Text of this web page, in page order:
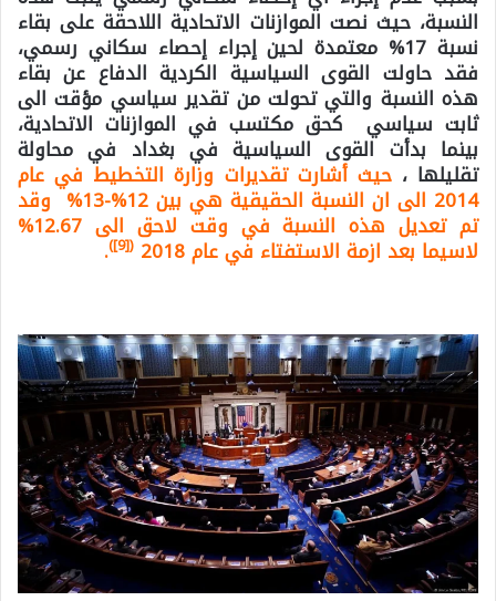
النسبة، حيث نصت الموازنات الاتحادية اللاحقة على بقاء
نسبة 17% معتمدة لحين إجراء إحصاء سكاني رسمي،
فقد حاولت القوى السياسية الكردية الدفاع عن بقاء
هذه النسبة والتي تحولت من تقدير سياسي مؤقت الى
ثابت سياسي كحق مكتسب في الموازنات الاتحادية،
بينما بدأت القوى السياسية في بغداد في محاولة
تقليلها ،حيث أشارت تقديرات وزارة التخطيط في عام
2014 الى ان النسبة الحقيقية هي بين 12%-13% وقد
تم تعديل هذه النسبة في وقت لاحق الى 12.67%
لاسيما بعد ازمة الاستفتاء في عام 2018 (
[9]
)
.